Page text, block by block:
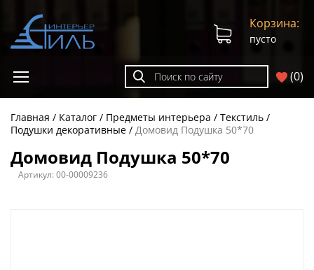
(0)
Корзина:
пусто
Главная Каталог Предметы интерьера
Текстиль
Подушки декоративные
Домовид Подушка 50*70
Домовид Подушка 50*70
Артикул:00-00009236